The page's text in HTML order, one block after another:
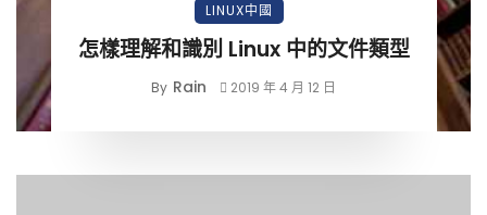
LINUX中國
怎樣理解和識別 Linux 中的文件類型
By Rain 2019 年 4 月 12 日